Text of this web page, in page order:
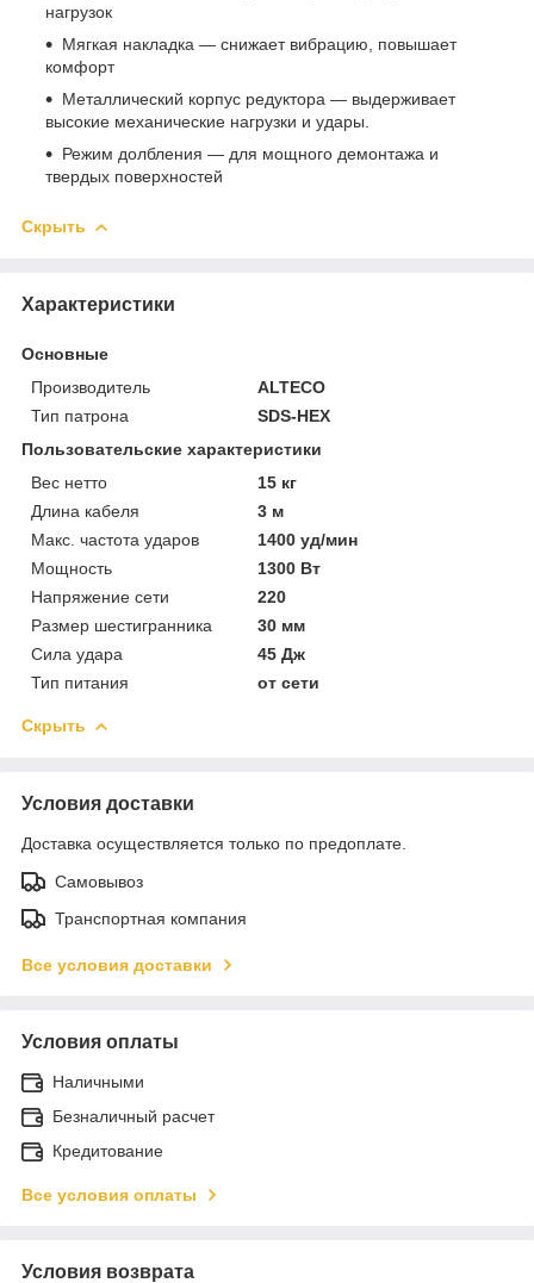
нагрузок
Мягкая накладка — снижает вибрацию, повышает
комфорт
Металлический корпус редуктора — выдерживает
высокие механические нагрузки и удары.
Режим долбления — для мощного демонтажа и
твердых поверхностей
Скрыть
Характеристики
Основные
Производитель
ALTECO
Тип патрона
SDS-HEX
Пользовательские характеристики
Вес нетто
15 кг
Длина кабеля
3 м
Макс. частота ударов
1400 уд/мин
Мощность
1300 Вт
Напряжение сети
220
Размер шестигранника
30 мм
Сила удара
45 Дж
Тип питания
от сети
Скрыть
Условия доставки
Доставка осуществляется только по предоплате.
Самовывоз
Транспортная компания
Все условия доставки
Условия оплаты
Наличными
Безналичный расчет
Кредитование
Все условия оплаты
Условия возврата